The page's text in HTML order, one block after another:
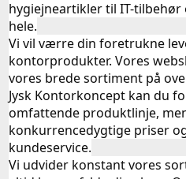
hygiejneartikler til IT-tilbehør
hele.
Vi vil værre din foretrukne
kontorprodukter. Vores
vores brede sortiment på
Jysk Kontorkoncept kan du
omfattende produktlinje,
konkurrencedygtige priser
kundeservice.
Vi udvider konstant vores